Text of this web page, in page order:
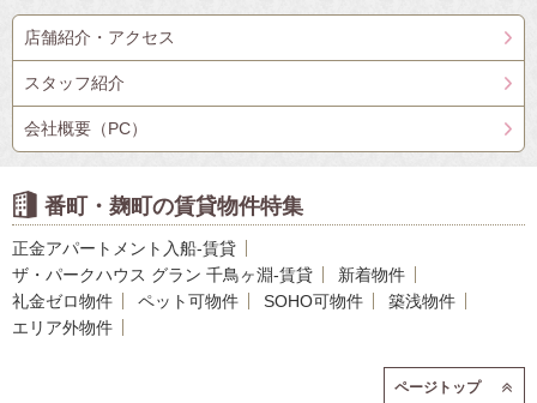
店舗紹介・アクセス
スタッフ紹介
会社概要（PC）
番町・麹町の賃貸物件特集
正金アパートメント入船-賃貸
ザ・パークハウス グラン 千鳥ヶ淵-賃貸
新着物件
礼金ゼロ物件
ペット可物件 SOHO可物件
築浅物件
エリア外物件
ページトップ